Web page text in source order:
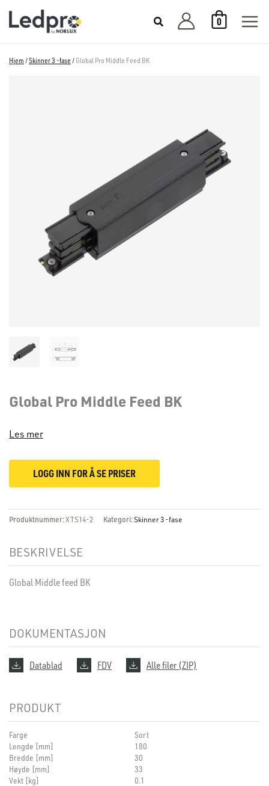
rett
0
Hjem /Skinner 3 -fase / Global Pro Middle Feed BK
Global Pro Middle Feed BK
Les mer
LOGG INN FOR Å SE PRISER
Produktnummer:XTS14-2 Kategori:Skinner 3 -fase
BESKRIVELSE
Global Middle feed BK
DOKUMENTASJON
Datablad FDV Alle filer (ZIP)
PRODUKT
Farge
Sort
Lengde [mm]
180
Bredde [mm]
30
Høyde [mm]
33
Vekt [kg]
0.1